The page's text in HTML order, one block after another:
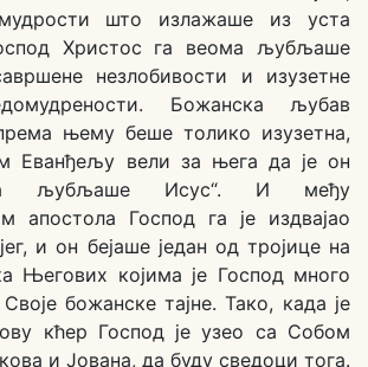
што излажаше из уста
Христос га веома љубљаше
незлобивости и изузетне
Божанска љубав
њему беше толико изузетна,
Еванђељу вели за њега да је он
љубљаше Исус“. И међу
апостола Господ га је издвајао
и он бејаше један од тројице на
Његових којима је Господ много
божанске тајне. Тако, када је
кћер Господ је узео са Собом
и Јована, да буду сведоци тога.